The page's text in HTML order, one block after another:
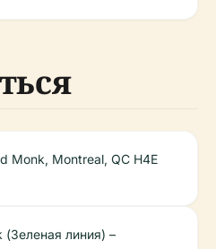
Monk, Montreal, QC H4E
(Зеленая линия) –